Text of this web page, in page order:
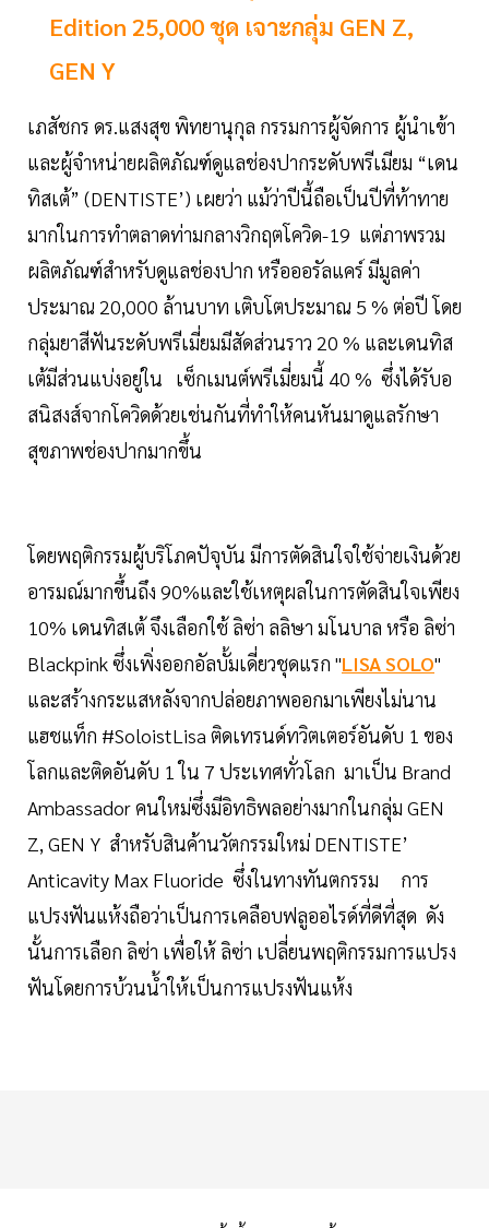
Edition 25,000 ชุด เจาะกลุ่ม GEN Z,
GEN Y
เภสัชกร ดร.แสงสุข พิทยานุกุล กรรมการผู้จัดการ ผู้นำเข้า
และผู้จำหน่ายผลิตภัณฑ์ดูแลช่องปากระดับพรีเมียม “เดน
ทิสเต้” (DENTISTE’) เผยว่า แม้ว่าปีนี้ถือเป็นปีที่ท้าทาย
มากในการทำตลาดท่ามกลางวิกฤตโควิด-19 แต่ภาพรวม
ผลิตภัณฑ์สำหรับดูแลช่องปาก หรือออรัลแคร์ มีมูลค่า
ประมาณ 20,000 ล้านบาท เติบโตประมาณ 5 % ต่อปี โดย
กลุ่มยาสีฟันระดับพรีเมี่ยมมีสัดส่วนราว 20 % และเดนทิส
เต้มีส่วนแบ่งอยู่ใน เซ็กเมนต์พรีเมี่ยมนี้ 40 % ซึ่งได้รับอ
สนิสงส์จากโควิดด้วยเช่นกันที่ทำให้คนหันมาดูแลรักษา
สุขภาพช่องปากมากขึ้น
โดยพฤติกรรมผู้บริโภคปัจุบัน มีการตัดสินใจใช้จ่ายเงินด้วย
อารมณ์มากขึ้นถึง 90%และใช้เหตุผลในการตัดสินใจเพียง
10% เดนทิสเต้ จึงเลือกใช้ ลิซ่า ลลิษา มโนบาล หรือ ลิซ่า
Blackpink ซึ่งเพิ่งออกอัลบั้มเดี่ยวชุดแรก "LISA SOLO"
และสร้างกระแสหลังจากปล่อยภาพออกมาเพียงไม่นาน
แฮชแท็ก #SoloistLisa ติดเทรนด์ทวิตเตอร์อันดับ 1 ของ
โลกและติดอันดับ 1 ใน 7 ประเทศทั่วโลก มาเป็น Brand
Ambassador คนใหม่ซึ่งมีอิทธิพลอย่างมากในกลุ่ม GEN
Z, GEN Y สำหรับสินค้านวัตกรรมใหม่ DENTISTE’
Anticavity Max Fluoride ซึ่งในทางทันตกรรม การ
แปรงฟันแห้งถือว่าเป็นการเคลือบฟลูออไรด์ที่ดีที่สุด ดัง
นั้นการเลือก ลิซ่า เพื่อให้ ลิซ่า เปลี่ยนพฤติกรรมการแปรง
ฟันโดยการบ้วนน้ำให้เป็นการแปรงฟันแห้ง